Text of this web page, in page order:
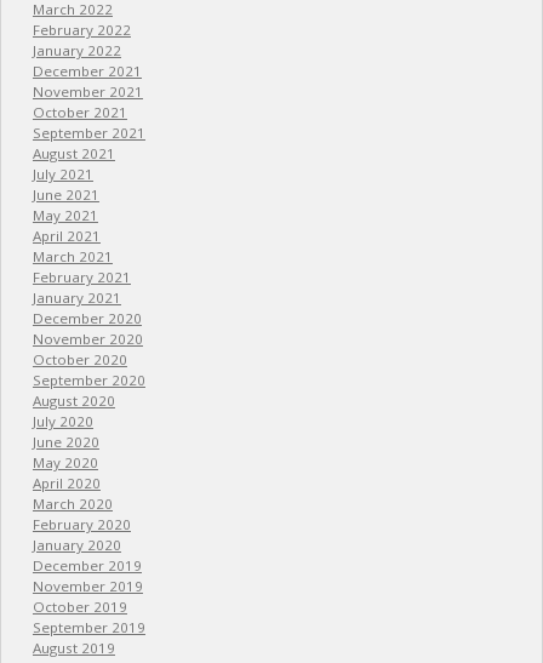
March 2022
February 2022
January 2022
December 2021
November 2021
October 2021
September 2021
August 2021
July 2021
June 2021
May 2021
April 2021
March 2021
February 2021
January 2021
December 2020
November 2020
October 2020
September 2020
August 2020
July 2020
June 2020
May 2020
April 2020
March 2020
February 2020
January 2020
December 2019
November 2019
October 2019
September 2019
August 2019